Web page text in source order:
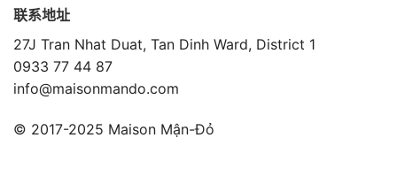
联系地址
27J Tran Nhat Duat, Tan Dinh Ward, District 1
0933 77 44 87
info@maisonmando.com
© 2017-2025 Maison Mận-Đỏ